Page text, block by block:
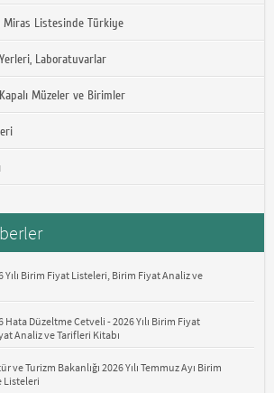
Miras Listesinde Türkiye
Laboratuvarlar
Müzeler ve Birimler
Yılı Birim Fiyat Listeleri, Birim Fiyat Analiz ve
Hata Düzeltme Cetveli - 2026 Yılı Birim Fiyat
Analiz ve Tarifleri Kitabı
ve Turizm Bakanlığı 2026 Yılı Temmuz Ayı Birim
Listeleri